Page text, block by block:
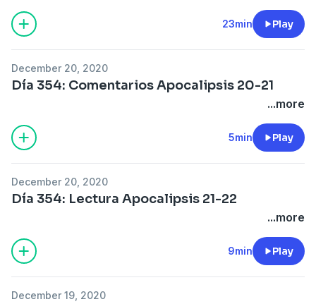
23min Play
December 20, 2020
Día 354: Comentarios Apocalipsis 20-21
...more
5min Play
December 20, 2020
Día 354: Lectura Apocalipsis 21-22
...more
9min Play
December 19, 2020